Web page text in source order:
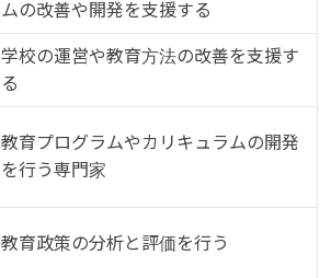
ムの改善や開発を支援する
学校の運営や教育方法の改善を支援す
る
教育プログラムやカリキュラムの開発
を行う専門家
教育政策の分析と評価を行う